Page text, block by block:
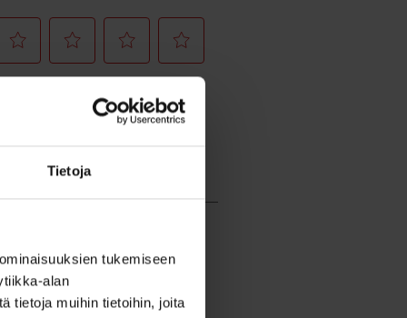
Tietoja
tukemiseen
alan
tietoja muihin tietoihin, joita